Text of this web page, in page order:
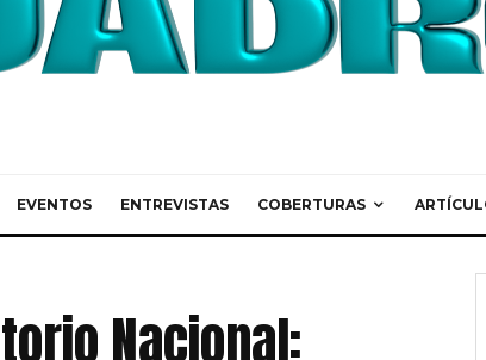
EVENTOS ENTREVISTAS COBERTURAS
Nacional: